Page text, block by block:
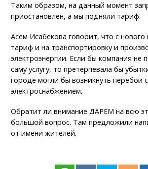
Таким образом, на данный момент
приостановлен, а мы подняли тариф.
Асем Исабекова говорит, что с нового
тариф и на транспортировку и
электроэнергии. Если бы компания не
саму услугу, то претерпевала бы
городе могли бы возникнуть перебои с
электроснабжением.
Обратит ли внимание ДАРЕМ на всю
большой вопрос. Там предложили
от имени жителей.